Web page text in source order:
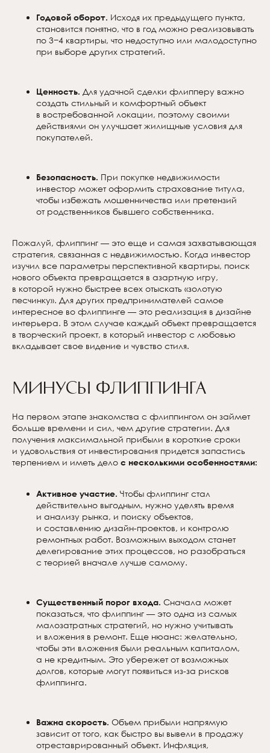
Годовой оборот. Исходя их предыдущего пункта,
становится понятно, что в год можно реализовывать
по 3−4 квартиры, что недоступно или малодоступно
при выборе других стратегий.
Ценность. Для удачной сделки флипперу важно
создать стильный и комфортный объект
в востребованной локации, поэтому своими
действиями он улучшает жилищные условия для
покупателей.
Безопасность. При покупке недвижимости
инвестор может оформить страхование титула,
чтобы избежать мошенничества или претензий
от родственников бывшего собственника.
Пожалуй, флиппинг — это еще и самая захватывающая
стратегия, связанная с недвижимостью. Когда инвестор
изучил все параметры перспективной квартиры, поиск
нового объекта превращается в азартную игру,
в которой нужно быстрее всех отыскать «золотую
песчинку». Для других предпринимателей самое
интересное во флиппинге — это реализация в дизайне
интерьера. В этом случае каждый объект превращается
в творческий проект, в который инвестор с любовью
вкладывает свое видение и чувство стиля.
Минусы флиппинга
На первом этапе знакомства с флиппингом он займет
больше времени и сил, чем другие стратегии. Для
получения максимальной прибыли в короткие сроки
и удовольствия от инвестирования придется запастись
терпением и иметь дело с несколькими особенностями:
Активное участие. Чтобы флиппинг стал
действительно выгодным, нужно уделять время
и анализу рынка, и поиску объектов,
и составлению дизайн-проектов, и контролю
ремонтных работ. Возможным выходом станет
делегирование этих процессов, но разобраться
с теорией вначале лучше самому.
Существенный порог входа. Сначала может
показаться, что флиппинг — это одна из самых
малозатратных стратегий, но нужно учитывать
и вложения в ремонт. Еще нюанс: желательно,
чтобы эти вложения были реальным капиталом,
а не кредитным. Это убережет от возможных
долгов, которые могут появиться из-за рисков
флиппинга.
Важна скорость. Объем прибыли напрямую
зависит от того, как быстро вы вывели в продажу
отреставрированный объект. Инфляция,